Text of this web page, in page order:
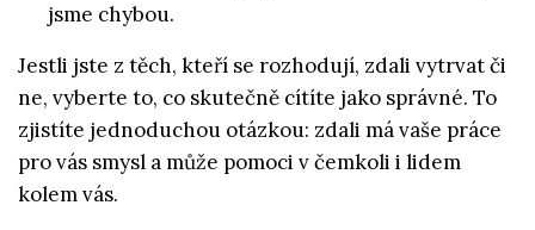
jsme chybou.
Jestli jste z těch, kteří se rozhodují, zdali vytrvat či
ne, vyberte to, co skutečně cítíte jako správné. To
zjistíte jednoduchou otázkou: zdali má vaše práce
pro vás smysl a může pomoci v čemkoli i lidem
kolem vás.